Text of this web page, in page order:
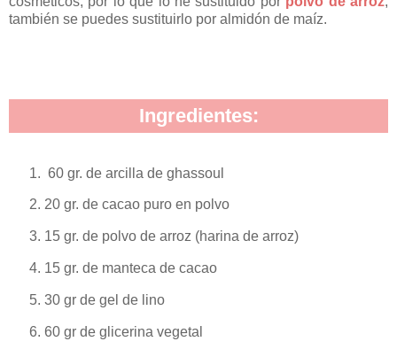
también se puedes sustituirlo por almidón de maíz.
Ingredientes:
60 gr. de arcilla de ghassoul
20 gr. de cacao puro en polvo
15 gr. de polvo de arroz (harina de arroz)
15 gr. de manteca de cacao
30 gr de gel de lino
60 gr de glicerina vegetal